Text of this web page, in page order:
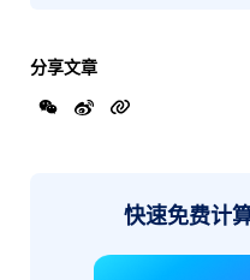
分享文章
快速免费计